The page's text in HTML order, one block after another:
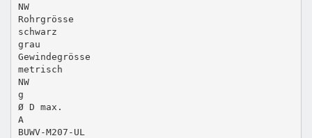
NW
Rohrgrösse
schwarz
grau
Gewindegrösse
metrisch
NW
g
Ø D max.
A
BUWV-M207-UL